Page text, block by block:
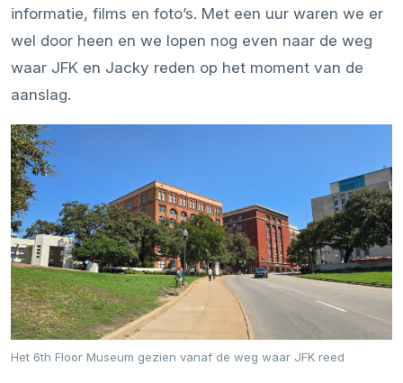
informatie, films en foto’s. Met een uur waren we er
wel door heen en we lopen nog even naar de weg
waar JFK en Jacky reden op het moment van de
aanslag.
Het 6th Floor Museum gezien vanaf de weg waar JFK reed